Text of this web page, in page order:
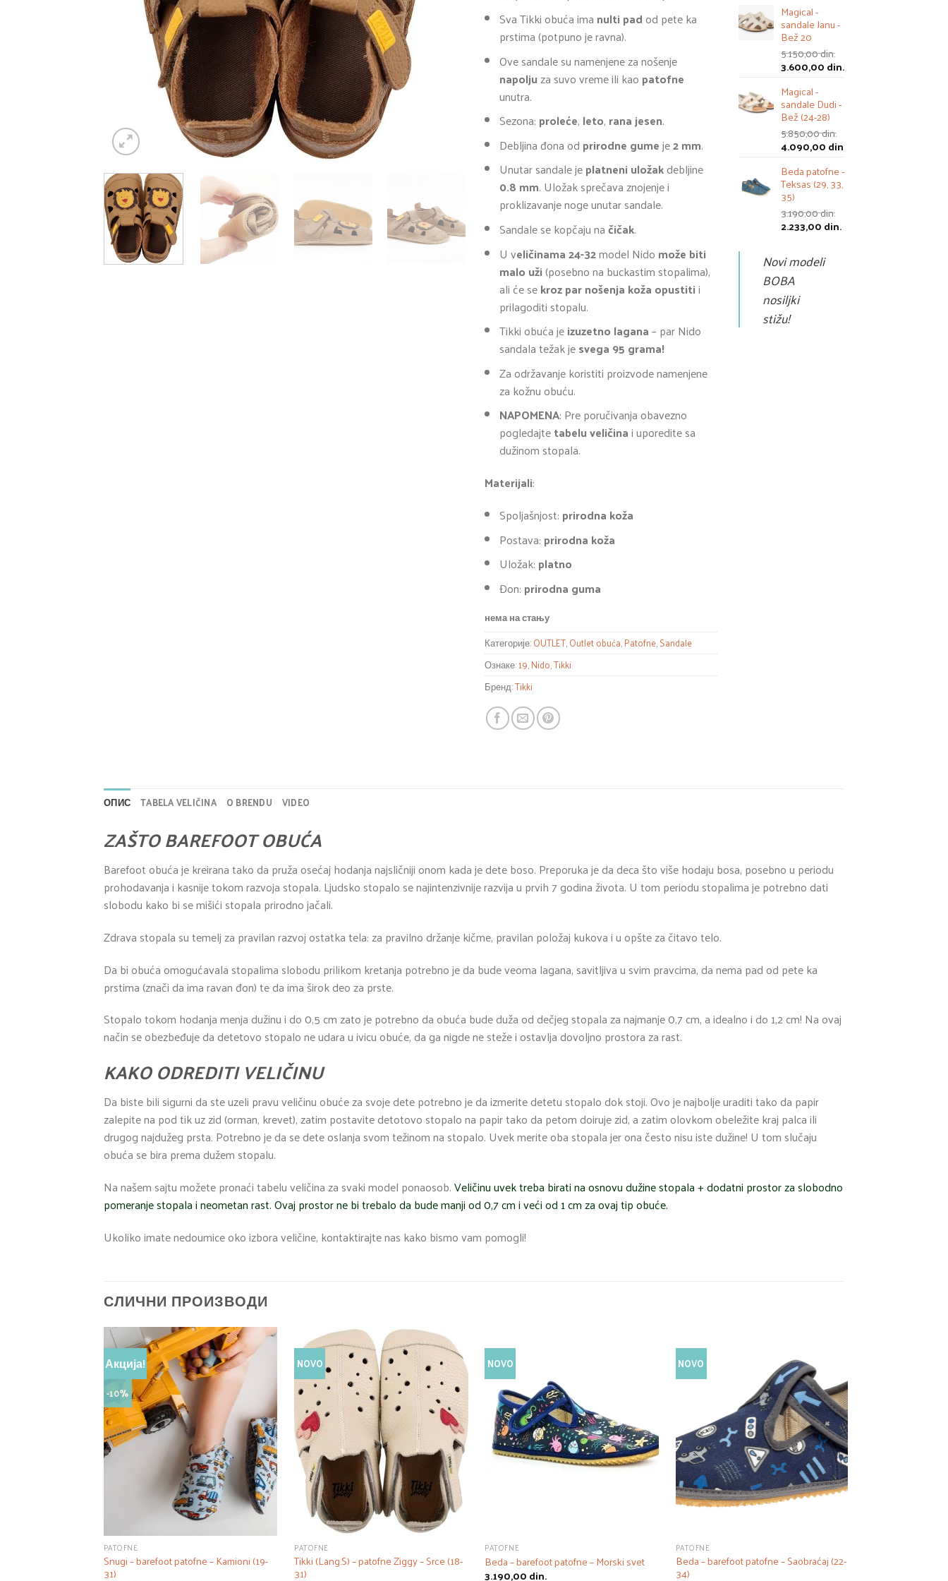
Sva Tikki obuća ima nulti pad od pete ka
prstima (potpuno je ravna).
Ove sandale su namenjene za nošenje
napoljuza suvo vreme ili kao patofne
unutra.
Sezona: proleće, leto, rana jesen.
Debljina đona od prirodne gumeje2 mm.
Unutar sandale jeplatneni uložakdebljine
0.8 mm. Uložak sprečava znojenje i
proklizavanje noge unutar sandale.
Sandale se kopčaju načičak.
U veličinama 24-32model Nido može biti
malo uži(posebno na buckastim stopalima),
ali će sekroz par nošenja koža opustitii
prilagoditi stopalu.
Tikki obuća jeizuzetno lagana– par Nido
sandala težak jesvega 95 grama!
Za održavanje koristiti proizvode namenjene
za kožnu obuću.
NAPOMENA: Pre poručivanja obavezno
pogledajtetabelu veličinai uporedite sa
dužinom stopala.
Materijali:
Spoljašnjost: prirodna koža
Postava: prirodna koža
Uložak: platno
Đon: prirodna guma
нема на стању
Категорије:OUTLET,Outlet obuća,Patofne,Sandale
Ознаке:19,Nido,Tikki
Бренд:Tikki
је
била:
3.190,00 din..
Magical -
sandale Janu -
Bež 20
5.150,00din.
Оригинална
је
била:
5.150,00 din..
3.600,00din.Тренутна
Magical -
sandale Dudi -
Bež (24-28)
5.850,00din.
Оригинална
је
била:
5.850,00 din..
4.090,00din.
цена
је:
4.090,00 din..
Beda patofne -
Teksas (29, 33,
35)
3.190,00din.
Оригинална
била:
3.190,00 din..
2.233,00din.Тренутна
Novi modeli
BOBA
nosiljki
stižu!
ОПИС TABELA VELIČINA O BRENDU VIDEO
ZAŠTO BAREFOOT OBUĆA
Barefoot obuća je kreirana tako da pruža osećaj hodanja najsličniji onom kada je dete boso. Preporuka je da deca što više hodaju bosa, posebno u periodu
prohodavanja i kasnije tokom razvoja stopala. Ljudsko stopalo se najintenzivnije razvija u prvih 7 godina života. U tom periodu stopalima je potrebno dati
slobodu kako bi se mišići stopala prirodno jačali.
Zdrava stopala su temelj za pravilan razvoj ostatka tela: za pravilno držanje kičme, pravilan položaj kukova i u opšte za čitavo telo.
Da bi obuća omogućavala stopalima slobodu prilikom kretanja potrebno je da bude veoma lagana, savitljiva u svim pravcima, da nema pad od pete ka
prstima (znači da ima ravan đon) te da ima širok deo za prste.
Stopalo tokom hodanja menja dužinu i do 0,5 cm zato je potrebno da obuća bude duža od dečjeg stopala za najmanje 0,7 cm, a idealno i do 1,2 cm! Na ovaj
način se obezbeđuje da detetovo stopalo ne udara u ivicu obuće, da ga nigde ne steže i ostavlja dovoljno prostora za rast.
KAKO ODREDITI VELIČINU
Da biste bili sigurni da ste uzeli pravu veličinu obuće za svoje dete potrebno je da izmerite detetu stopalo dok stoji. Ovo je najbolje uraditi tako da papir
zalepite na pod tik uz zid (orman, krevet), zatim postavite detotovo stopalo na papir tako da petom doiruje zid, a zatim olovkom obeležite kraj palca ili
drugog najdužeg prsta. Potrebno je da se dete oslanja svom težinom na stopalo. Uvek merite oba stopala jer ona često nisu iste dužine! U tom slučaju
obuća se bira prema dužem stopalu.
Na našem sajtu možete pronaći tabelu veličina za svaki model ponaosob.Veličinu uvek treba birati na osnovu dužine stopala + dodatni prostor za slobodno
pomeranje stopala i neometan rast. Ovaj prostor ne bi trebalo da bude manji od 0,7 cm i veći od 1 cm za ovaj tip obuće.
Ukoliko imate nedoumice oko izbora veličine, kontaktirajte nas kako bismo vam pomogli!
СЛИЧНИ ПРОИЗВОДИ
Акција!
-10%
PATOFNE
Snugi – barefoot patofne – Kamioni (19-
31)
NOVO
PATOFNE
Tikki (Lang.S) – patofne Ziggy – Srce (18-
31)
NOVO
PATOFNE
Beda – barefoot patofne – Morski svet
3.190,00din.
NOVO
PATOFNE
Beda – barefoot patofne – Saobraćaj (22-
34)